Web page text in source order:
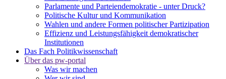
Parlamente und Parteiendemokratie - unter Druck?
Politische Kultur und Kommunikation
Wahlen und andere Formen politischer Partizipation
Effizienz und Leistungsfähigkeit demokratischer
Institutionen
Das Fach Politikwissenschaft
Über das pw-portal
Was wir machen